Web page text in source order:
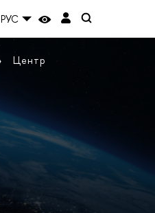
РУС
Центр